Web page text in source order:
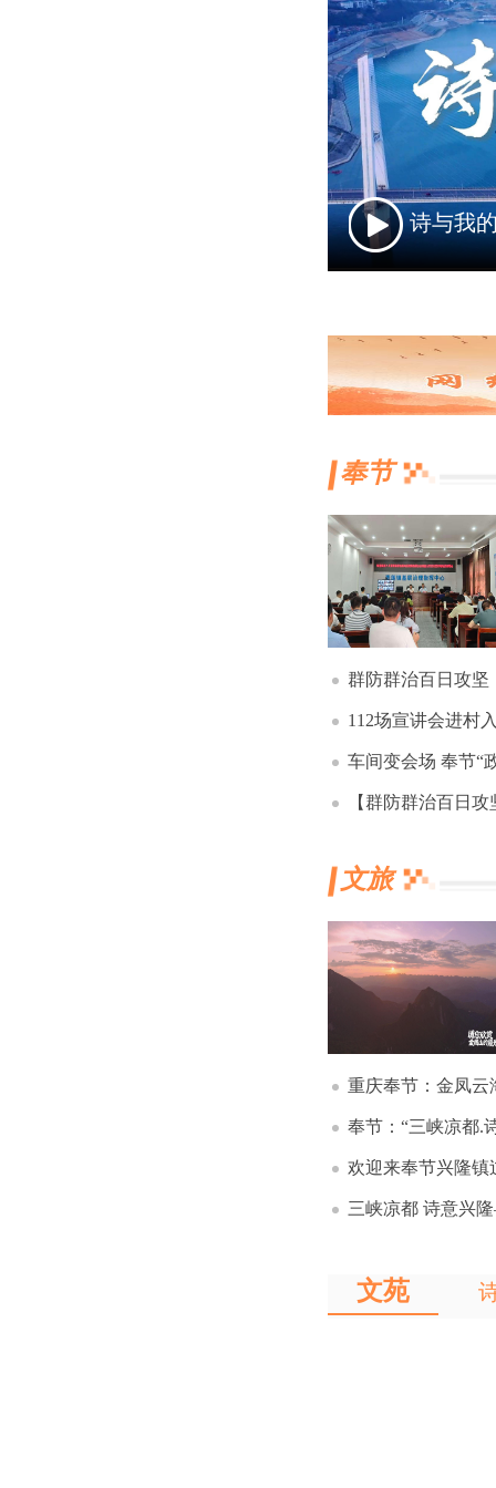
诗与我
奉节
群防群治百日攻坚丨平安乡
112场宣讲会进村入户 红
车间变会场 奉节“政
【群防群治百日攻坚】多
文旅
重庆奉节：金凤云
奉节：“三峡凉都.
欢迎来奉节兴隆镇
三峡凉都 诗意兴
文苑